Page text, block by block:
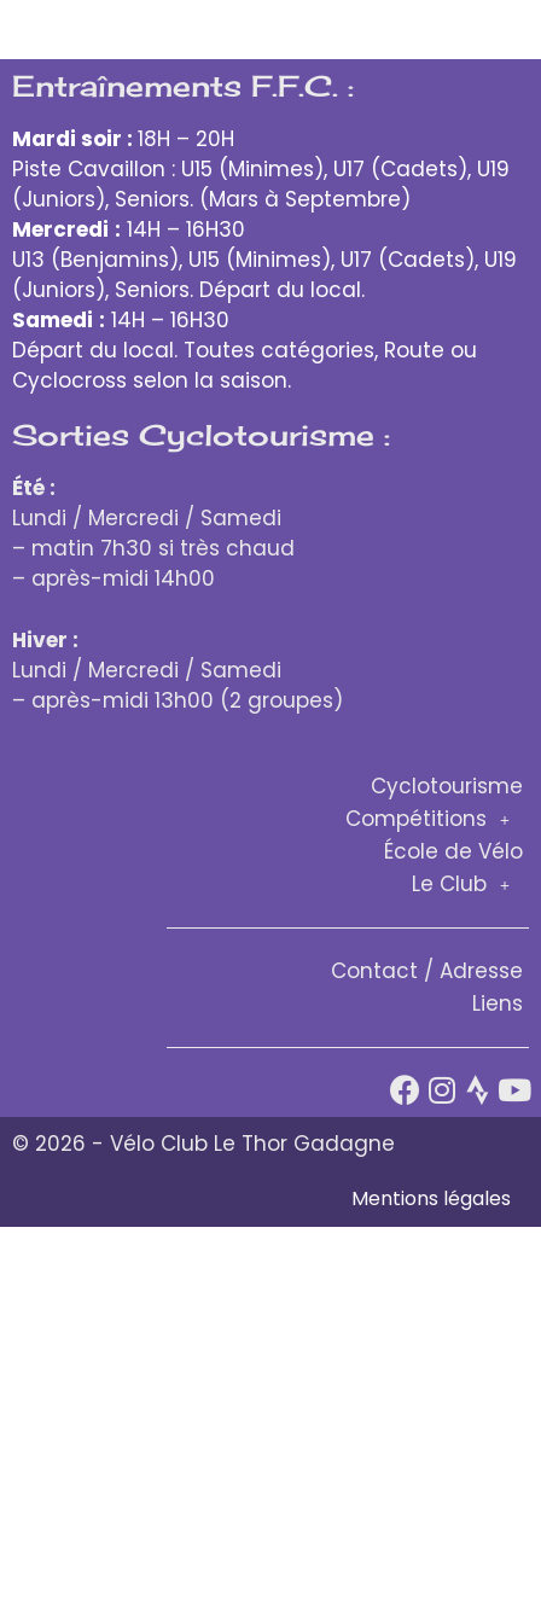
Entraînements F.F.C. :
Mardi soir : 18H – 20H
Piste Cavaillon : U15 (Minimes), U17 (Cadets), U19
(Juniors), Seniors. (Mars à Septembre)
Mercredi : 14H – 16H30
U13 (Benjamins), U15 (Minimes), U17 (Cadets), U19
(Juniors), Seniors. Départ du local.
Samedi : 14H – 16H30
Départ du local. Toutes catégories, Route ou
Cyclocross selon la saison.
Sorties Cyclotourisme :
Été :
Lundi / Mercredi / Samedi
– matin 7h30 si très chaud
– après-midi 14h00
Hiver :
Lundi / Mercredi / Samedi
– après-midi 13h00 (2 groupes)
Cyclotourisme
Compétitions
École de Vélo
Le Club
Contact / Adresse
Liens
© 2026 - Vélo Club Le Thor Gadagne
Mentions légales